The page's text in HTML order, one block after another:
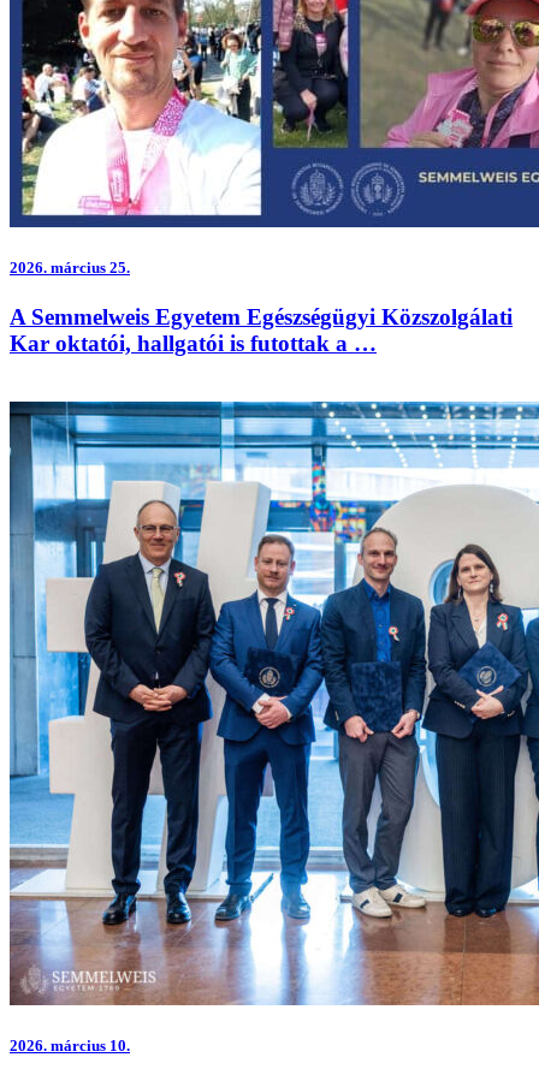
2026. március 25.
A Semmelweis Egyetem Egészségügyi Közszolgálati
Kar oktatói, hallgatói is futottak a …
2026. március 10.